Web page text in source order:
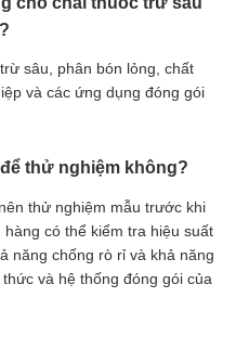
sâu, phân bón lỏng, chất
và các ứng dụng đóng gói
thử nghiệm không?
thử nghiệm mẫu trước khi
có thể kiểm tra hiệu suất
năng chống rò rỉ và khả năng
và hệ thống đóng gói của